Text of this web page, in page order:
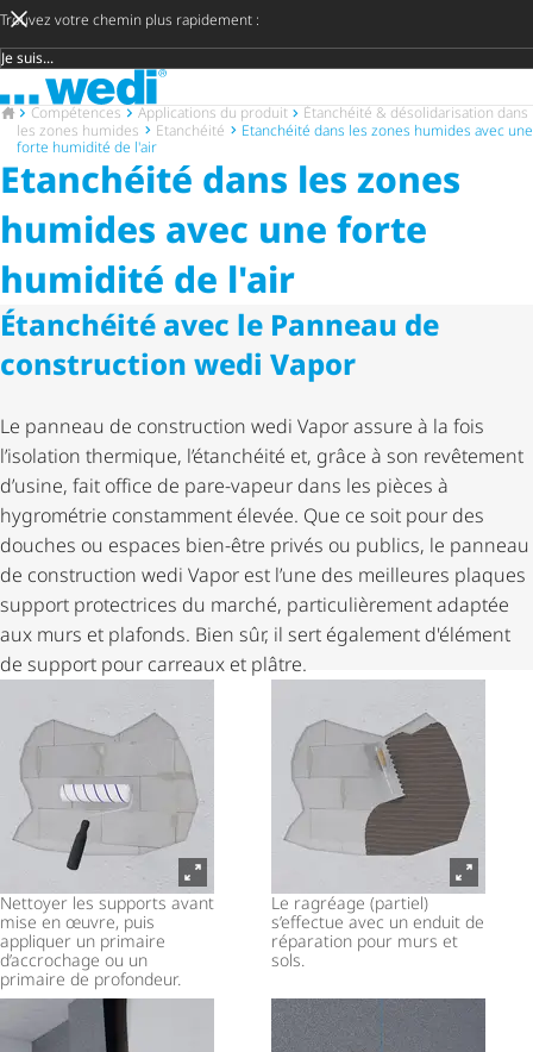
Trouvez votre chemin plus rapidement :
Groupe cible
Vers la page d'accueil
Vers la page d'accueil
Compétences Applications du produit
Étanchéité & déso­li­da­ri­sa­tion dans
les zones humides
Etanchéité
Etanchéité dans les zones humides avec une
forte humidité de l'air
Etanchéité dans les zones
humides avec une forte
humidité de l'air
Étanchéité avec le Panneau de
construction wedi Vapor
Le panneau de construction wedi Vapor assure à la fois
l’isolation thermique, l’étanchéité et, grâce à son revêtement
d’usine, fait office de pare-vapeur dans les pièces à
hygrométrie constamment élevée. Que ce soit pour des
douches ou espaces bien-être privés ou publics, le panneau
de construction wedi Vapor est l’une des meilleures plaques
support protectrices du marché, parti­cu­liè­re­ment adaptée
aux murs et plafonds. Bien sûr, il sert également d'élément
de support pour carreaux et plâtre.
Nettoyer les supports avant
mise en œuvre, puis
appliquer un primaire
d’accrochage ou un
primaire de profondeur.
Le ragréage (partiel)
s’effectue avec un enduit de
réparation pour murs et
sols.